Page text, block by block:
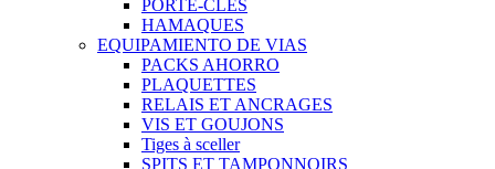
PORTE-CLÉS
HAMAQUES
EQUIPAMIENTO DE VIAS
PACKS AHORRO
PLAQUETTES
RELAIS ET ANCRAGES
VIS ET GOUJONS
Tiges à sceller
SPITS ET TAMPONNOIRS